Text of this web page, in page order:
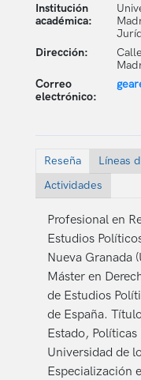
Institución
académica:
Dirección:
Correo
electrónico:
Reseña Líneas
Actividades
Profesional en
Estudios
Nueva Granada
Máster en
de Estudios
de España.
Estado,
Universidad de
Especialización